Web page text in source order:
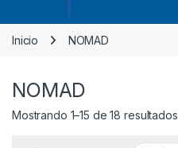
Inicio NOMAD
NOMAD
Mostrando 1–15 de 18 resultados